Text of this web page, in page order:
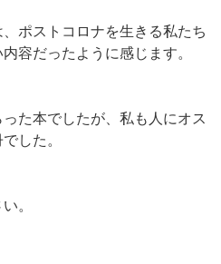
ポストコロナを生きる私たち
容だったように感じます。
た本でしたが、私も人にオス
した。
。